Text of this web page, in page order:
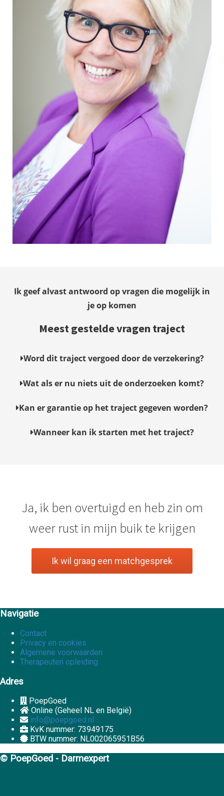
Ik geef alvast antwoord op vragen die mogelijk in
je op komen
Meest gestelde vragen traject
Word dit traject vergoed door de verzekering?
Wat als er nu niets uit de onderzoeken komt?
Kan er garantie op het traject gegeven worden?
Wanneer kan ik starten met het traject?
Ja, ik ben overtuigd en heb zin om
weer rust in mijn buik te krijgen
Ik wil graag een matchgesprek
Navigatie
Contact
Privacy en cookies
Algemene voorwaarden
Therapeuten opleiding
Adres
PoepGoed
Online (Geheel NL en België)
info@poepgoed.nl
KvK nummer: 73949175
BTW nummer: NL002065951B56
© PoepGoed - Darmexpert